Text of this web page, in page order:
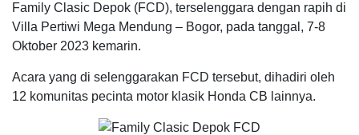
Family Clasic Depok (FCD), terselenggara dengan rapih di
Villa Pertiwi Mega Mendung – Bogor, pada tanggal, 7-8
Oktober 2023 kemarin.
Acara yang di selenggarakan FCD tersebut, dihadiri oleh
12 komunitas pecinta motor klasik Honda CB lainnya.